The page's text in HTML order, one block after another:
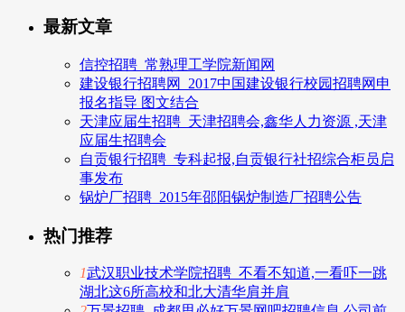
最新文章
信控招聘_常熟理工学院新闻网
建设银行招聘网_2017中国建设银行校园招聘网申
报名指导 图文结合
天津应届生招聘_天津招聘会,鑫华人力资源 ,天津
应届生招聘会
自贡银行招聘_专科起报,自贡银行社招综合柜员启
事发布
锅炉厂招聘_2015年邵阳锅炉制造厂招聘公告
热门推荐
1武汉职业技术学院招聘_不看不知道,一看吓一跳
湖北这6所高校和北大清华肩并肩